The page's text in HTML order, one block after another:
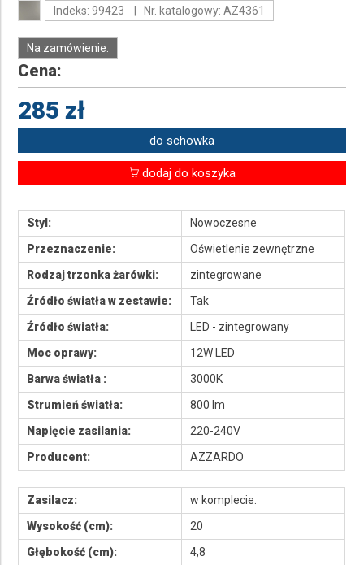
Indeks: 99423 | Nr. katalogowy: AZ4361
Na zamówienie.
Cena:
285 zł
do schowka
dodaj do koszyka
Styl:
Nowoczesne
Przeznaczenie:
Oświetlenie zewnętrzne
Rodzaj trzonka żarówki:
zintegrowane
Źródło światła w zestawie:
Tak
Źródło światła:
LED - zintegrowany
Moc oprawy:
12W LED
Barwa światła :
3000K
Strumień światła:
800 lm
Napięcie zasilania:
220-240V
Producent:
AZZARDO
Zasilacz:
w komplecie.
Wysokość (cm):
20
Głębokość (cm):
4,8